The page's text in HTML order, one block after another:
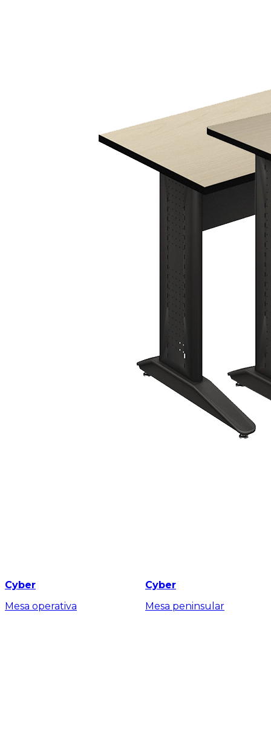
Cyber
Mesa operativa
Cyber
Mesa peninsular